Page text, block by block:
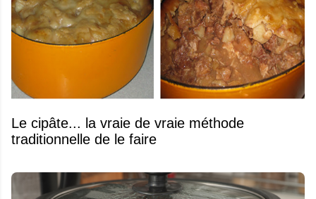
Le cipâte... la vraie de vraie méthode
traditionnelle de le faire